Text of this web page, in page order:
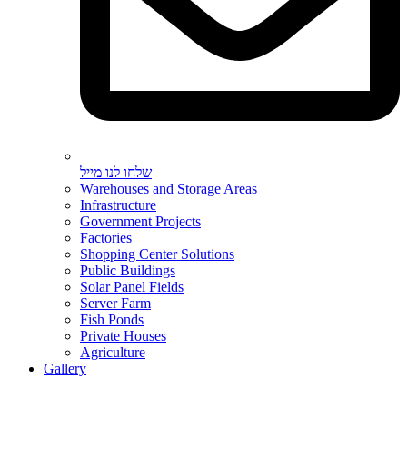
שלחו לנו מייל
Warehouses and Storage Areas
Infrastructure
Government Projects
Factories
Shopping Center Solutions
Public Buildings
Solar Panel Fields
Server Farm
Fish Ponds
Private Houses
Agriculture
Gallery